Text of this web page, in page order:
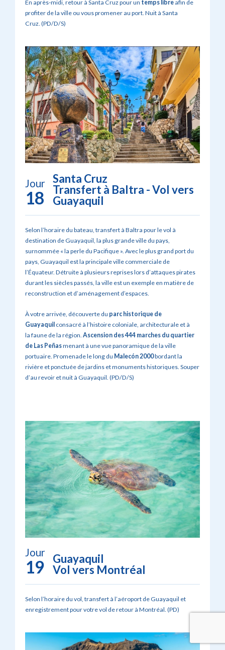
En après-midi, retour à Santa Cruz pour un temps libre afin de
profiter de la ville ou vous promener au port. Nuit à Santa
Cruz. (PD/D/S)
Jour
18
Santa Cruz
Transfert à Baltra - Vol vers
Guayaquil
Selon l’horaire du bateau, transfert à Baltra pour le vol à
destination de Guayaquil, la plus grande ville du pays,
surnommée « la perle du Pacifique ». Avec le plus grand port du
pays, Guayaquil est la principale ville commerciale de
l’Équateur. Détruite à plusieurs reprises lors d’attaques pirates
durant les siècles passés, la ville est un exemple en matière de
reconstruction et d’aménagement d’espaces.
À votre arrivée, découverte du parc historique de
Guayaquil consacré à l’histoire coloniale, architecturale et à
la faune de la région. Ascension des 444 marches du quartier
de Las Peñasmenant à une vue panoramique de la ville
portuaire. Promenade le long du Malecón 2000bordant la
rivière et ponctuée de jardins et monuments historiques. Souper
d’au revoir et nuit à Guayaquil. (PD/D/S)
Jour
19
Guayaquil
Vol vers Montréal
Selon l’horaire du vol, transfert à l’aéroport de Guayaquil et
enregistrement pour votre vol de retour à Montréal. (PD)